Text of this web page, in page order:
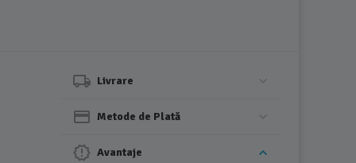
Livrare
Metode de Plată
Avantaje